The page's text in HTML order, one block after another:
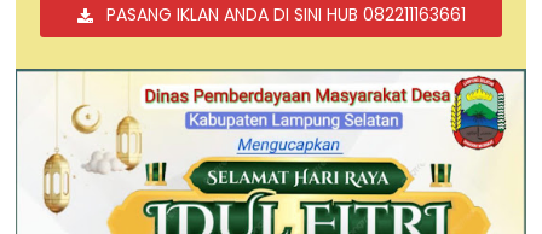
PASANG IKLAN ANDA DI SINI HUB 082211163661